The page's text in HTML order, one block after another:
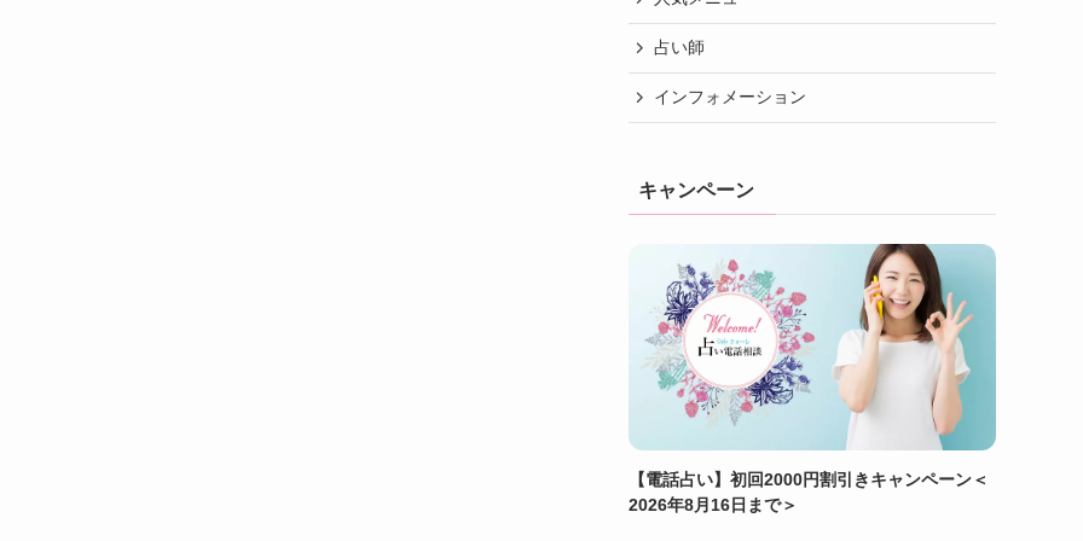
占い師
インフォメーション
キャンペーン
【電話占い】初回2000円割引きキャンペーン＜
2026年8月16日まで＞